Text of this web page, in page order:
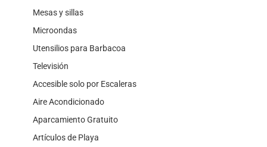
Mesas y sillas
Microondas
Utensilios para Barbacoa
Televisión
Accesible solo por Escaleras
Aire Acondicionado
Aparcamiento Gratuito
Artículos de Playa